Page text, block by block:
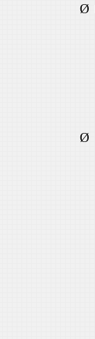
Ø
Ø